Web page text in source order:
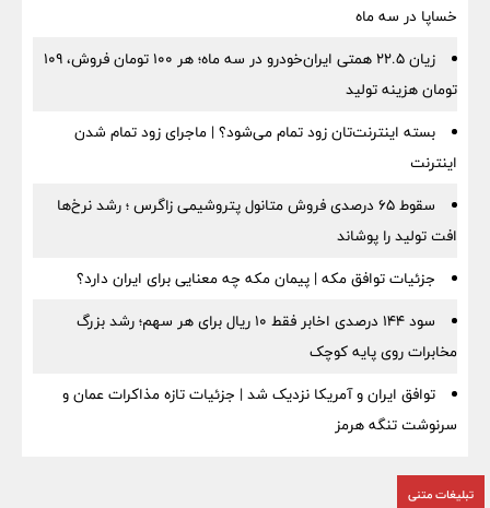
خساپا در سه ماه
زیان ۲۲.۵ همتی ایران‌خودرو در سه ماه؛ هر ۱۰۰ تومان فروش، ۱۰۹
تومان هزینه تولید
بسته اینترنت‌تان زود تمام می‌شود؟ | ماجرای زود تمام شدن
اینترنت
سقوط ۶۵ درصدی فروش متانول پتروشیمی زاگرس ؛ رشد نرخ‌ها
افت تولید را پوشاند
جزئیات توافق مکه | پیمان مکه چه معنایی برای ایران دارد؟
سود ۱۴۴ درصدی اخابر فقط ۱۰ ریال برای هر سهم؛ رشد بزرگ
مخابرات روی پایه کوچک
توافق ایران و آمریکا نزدیک شد | جزئیات تازه مذاکرات عمان و
سرنوشت تنگه هرمز
تبلیغات متنی